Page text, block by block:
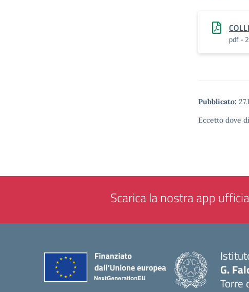
pdf -
Pubblicato:
Eccetto dove
Scarica la nostra app
G.
Torre